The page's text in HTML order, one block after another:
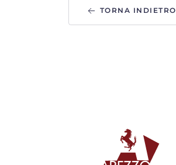
Arezzo Wave Station, puntata 13
00:36:24 - Venerdì, 17 Aprile 2020
ArezzoTv
Arezzo Wave Station, puntata 10
00:29:44 - Lunedì, 13 Aprile 2020
TORNA INDIETRO